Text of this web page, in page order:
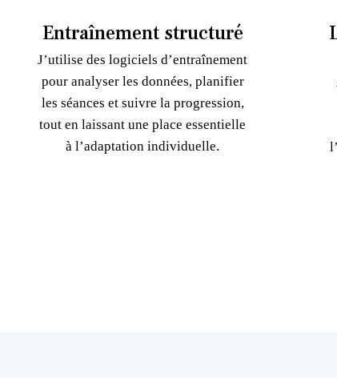
Entraînement structuré
J’utilise des logiciels d’entraînement
pour analyser les données, planifier
les séances et suivre la progression,
tout en laissant une place essentielle
à l’adaptation individuelle.